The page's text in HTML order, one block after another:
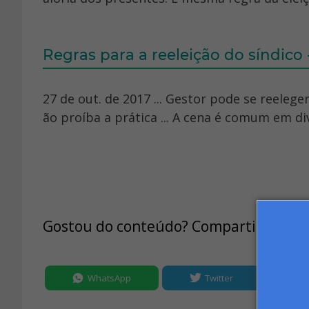
Regras para a reeleição do
27 de out. de 2017 ... Gestor pode se
ão proíba a prática ... A cena é comum em
Gostou do conteúdo? Compartilhe:
WhatsApp Twitter